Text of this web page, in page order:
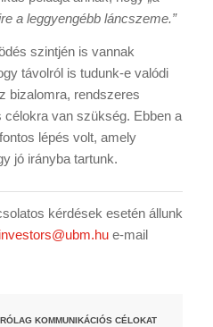
a leggyengébb láncszeme.”
szintjén is vannak
távolról is tudunk-e valódi
bizalomra, rendszeres
van szükség. Ebben a
lépés volt, amely
jó irányba tartunk.
kérdések esetén állunk
investors@ubm.hue-mail
KOMMUNIKÁCIÓS CÉLOKAT